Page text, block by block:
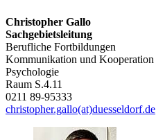
Christopher Gallo
Sachgebietsleitung
Berufliche Fortbildungen
Kommunikation und Kooperation
Psychologie
Raum S.4.11
0211 89-95333
christopher.gallo(at)duesseldorf.de